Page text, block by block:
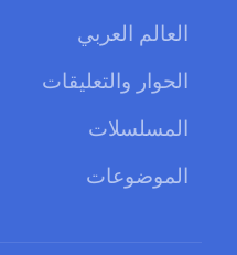
العالم العربي
الحوار والتعليقات
المسلسلات
الموضوعات